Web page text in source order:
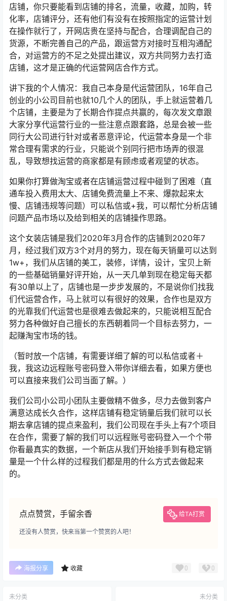
店铺，你只要能看到店铺的排名，流量，收藏，加购，转
化率，店铺评分，还有他们有没有在按照指定的运营计划
在操作就行了，开网店贵在坚持与配合，合理调配自己的
货源，不断完善自己的产品，跟运营方对接时互相沟通配
合，对运营方的不足之处提出建议，双方共同努力去打造
店铺，这才是正确的代运营网店合作方式。
讲下我的个人情况：我自己本身是代运营团队，16年自己
创业的小公司目前也就10几个人的团队，手上就运营着几
个店铺，主要是为了长期合作提点共赢的，每次发文章跟
大家分享代运营行业的一些注意点跟套路，总是会被一些
同行大公司进行针对或者恶意评论，代运营本身是一个非
常合理有需求的行业，只能说个别同行把市场弄的很混
乱，导致想找运营的商家都是有顾虑或者观望的状态。
如果你打算做淘宝或者在店铺运营过程中碰到了困难（直
通车投入费用太大、店铺免费流量上不来、爆款起来太
慢、店铺违规等问题）可以私信或+我，可以帮忙分析店铺
问题产品市场以及给到相关的店铺操作思路。
这个女装店铺是我们2020年3月合作的店铺到2020年7
月，经过我们双方3个对月的努力，现在每天销量可以达到
1w+，我们从店铺的美工，装修，详情，设计，宝贝上新
的一些基础销量好评开始，从一天几单到现在稳定每天都
有30单以上了，店铺也是一步步发展的，不是说你们找我
们代运营合作，马上就可以有很好的效果，合作也是双方
的光靠我们代运营也是很难去做起来的，只能说相互配合
努力各种做好自己擅长的东西朝着同一个目标去努力，一
起赚淘宝市场的钱。
（暂时放一个店铺，有需要详细了解的可以私信或者＋
我，我这边远程账号密码登入带你详细去看，如果方便也
可以直接来我们公司当面了解。）
我们公司小公司小团队主要做精不做多，尽力去做到客户
满意达成长久合作，这样店铺有稳定销量后我们就可以长
期去拿店铺的提点来盈利，我们公司现在手头上有7个项目
在合作，需要了解的我们可以远程账号密码登入一个个带
你看最真实的数据，一个新店从我们开始接手到有稳定销
量是一个什么样的过程我们都是用的什么方式去做起来
的。
点点赞赏，手留余香 给TA打赏
还没有人赞赏，快来当第一个赞赏的人吧！
海报分享 收藏 0 0
未分类 未分类